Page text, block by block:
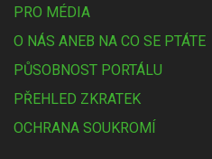
PRO MÉDIA
O NÁS ANEB NA CO SE PTÁTE
PŮSOBNOST PORTÁLU
PŘEHLED ZKRATEK
OCHRANA SOUKROMÍ